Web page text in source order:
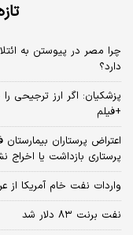
چرا مصر در پیوستن به
دارد؟
پزشکیان: اگر ارز
+فیلم
اعتراض پرستاران
پرستاری بازداشت یا
واردات نفت خام آمریکا از
نفت برنت ۸۳ دلار شد